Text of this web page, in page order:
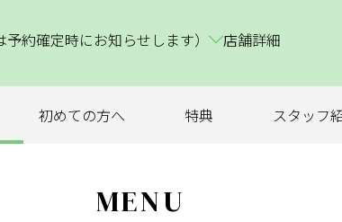
約確定時にお知らせします） 店舗詳細
初めての方へ 特典 スタッフ
MENU